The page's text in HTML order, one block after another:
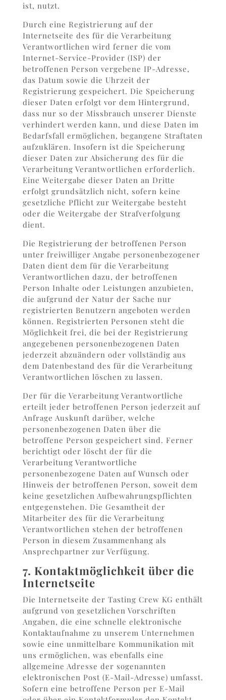
ist, nutzt.
Durch eine Registrierung auf der
Internetseite des für die Verarbeitung
Verantwortlichen wird ferner die vom
Internet-Service-Provider (ISP) der
betroffenen Person vergebene IP-Adresse,
das Datum sowie die Uhrzeit der
Registrierung gespeichert. Die Speicherung
dieser Daten erfolgt vor dem Hintergrund,
dass nur so der Missbrauch unserer Dienste
verhindert werden kann, und diese Daten im
Bedarfsfall ermöglichen, begangene Straftaten
aufzuklären. Insofern ist die Speicherung
dieser Daten zur Absicherung des für die
Verarbeitung Verantwortlichen erforderlich.
Eine Weitergabe dieser Daten an Dritte
erfolgt grundsätzlich nicht, sofern keine
gesetzliche Pflicht zur Weitergabe besteht
oder die Weitergabe der Strafverfolgung
dient.
Die Registrierung der betroffenen Person
unter freiwilliger Angabe personenbezogener
Daten dient dem für die Verarbeitung
Verantwortlichen dazu, der betroffenen
Person Inhalte oder Leistungen anzubieten,
die aufgrund der Natur der Sache nur
registrierten Benutzern angeboten werden
können. Registrierten Personen steht die
Möglichkeit frei, die bei der Registrierung
angegebenen personenbezogenen Daten
jederzeit abzuändern oder vollständig aus
dem Datenbestand des für die Verarbeitung
Verantwortlichen löschen zu lassen.
Der für die Verarbeitung Verantwortliche
erteilt jeder betroffenen Person jederzeit auf
Anfrage Auskunft darüber, welche
personenbezogenen Daten über die
betroffene Person gespeichert sind. Ferner
berichtigt oder löscht der für die
Verarbeitung Verantwortliche
personenbezogene Daten auf Wunsch oder
Hinweis der betroffenen Person, soweit dem
keine gesetzlichen Aufbewahrungspflichten
entgegenstehen. Die Gesamtheit der
Mitarbeiter des für die Verarbeitung
Verantwortlichen stehen der betroffenen
Person in diesem Zusammenhang als
Ansprechpartner zur Verfügung.
7. Kontaktmöglichkeit über die
Internetseite
Die Internetseite der Tasting Crew KG enthält
aufgrund von gesetzlichen Vorschriften
Angaben, die eine schnelle elektronische
Kontaktaufnahme zu unserem Unternehmen
sowie eine unmittelbare Kommunikation mit
uns ermöglichen, was ebenfalls eine
allgemeine Adresse der sogenannten
elektronischen Post (E-Mail-Adresse) umfasst.
Sofern eine betroffene Person per E-Mail